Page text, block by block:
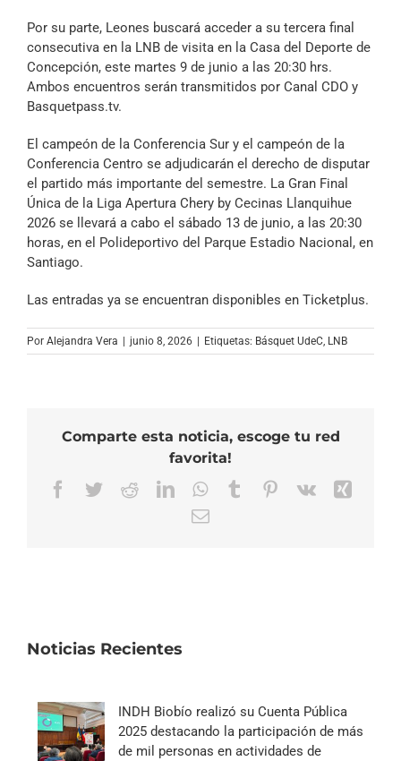
Por su parte, Leones buscará acceder a su tercera final
consecutiva en la LNB de visita en la Casa del Deporte de
Concepción, este martes 9 de junio a las 20:30 hrs.
Ambos encuentros serán transmitidos por Canal CDO y
Basquetpass.tv.
El campeón de la Conferencia Sur y el campeón de la
Conferencia Centro se adjudicarán el derecho de disputar
el partido más importante del semestre. La Gran Final
Única de la Liga Apertura Chery by Cecinas Llanquihue
2026 se llevará a cabo el sábado 13 de junio, a las 20:30
horas, en el Polideportivo del Parque Estadio Nacional, en
Santiago.
Las entradas ya se encuentran disponibles en Ticketplus.
Por Alejandra Vera junio 8, 2026 Etiquetas: Básquet UdeC, LNB
Comparte esta noticia, escoge tu red
favorita!
Facebook
TwitterRedditLinkedInWhatsApp
TumblrPinterest
Vk
Correo
Noticias Recientes
INDH Biobío realizó su Cuenta Pública
2025 destacando la participación de más
de mil personas en actividades de